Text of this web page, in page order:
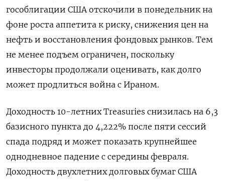
гособлигации США отскочили в понедельник ‌на
фоне роста аппетита к риску, снижения цен на
нефть и ​восстановления ​фондовых ​рынков. Тем
⁠не менее подъем ‌ограничен, поскольку
инвесторы ‌продолжали оценивать, как долго
может продлиться ​война с Ираном.
Доходность ‌10-летних Treasuries снизилась на ​6,3
базисного пункта до 4,222% ‌после пяти сессий
спада подряд и может показать крупнейшее ​
однодневное падение ​с ‌середины февраля.
Доходность двухлетних долговых бумаг ​США